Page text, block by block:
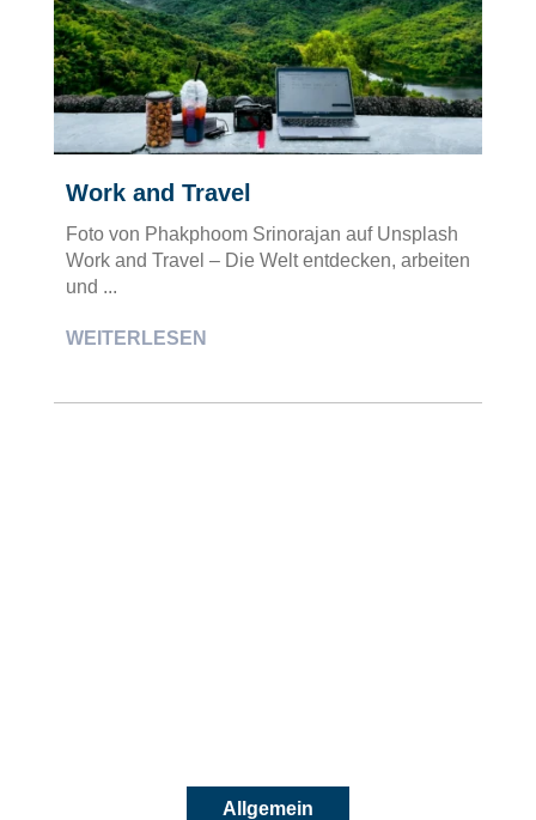
Work and Travel
Foto von Phakphoom Srinorajan auf Unsplash
Work and Travel – Die Welt entdecken, arbeiten
und ...
WEITERLESEN
Allgemein